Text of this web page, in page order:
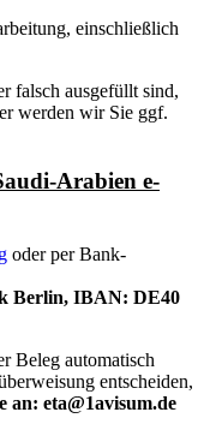
einschließlich
falsch ausgefüllt sind,
werden wir Sie ggf.
Arabien e-
oder per Bank-
Berlin, IBAN: DE40
Beleg automatisch
entscheiden,
an: eta@1avisum.de